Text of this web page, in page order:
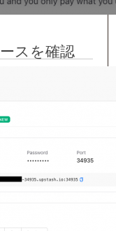
スを確認